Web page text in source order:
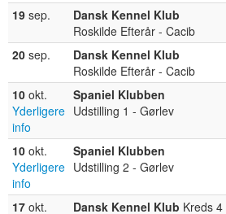
19 sep.
Dansk Kennel Klub
Roskilde Efterår - Cacib
20 sep.
Dansk Kennel Klub
Roskilde Efterår - Cacib
10 okt.
Yderligere
info
Spaniel Klubben
Udstilling 1 - Gørlev
10 okt.
Yderligere
info
Spaniel Klubben
Udstilling 2 - Gørlev
17 okt.
Dansk Kennel Klub Kreds 4